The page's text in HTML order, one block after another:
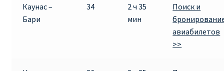
Каунас –
Бари
34
2 ч 35
мин
Поиск и
авиабилетов
>>